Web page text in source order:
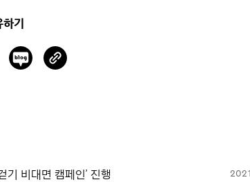
기
기 비대면 캠페인’ 진행